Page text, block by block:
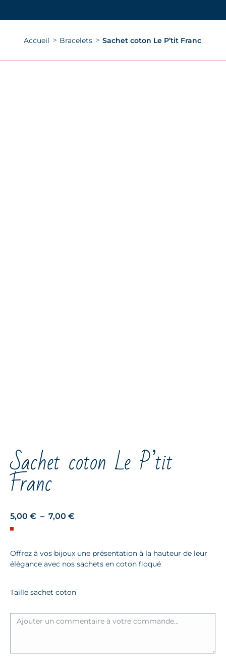
Vous êtes ici :
Accueil Bracelets Sachet coton Le P’tit Franc
Sachet coton Le P’tit
Franc
5,00 € – 7,00 €Plage
5,00 €
à
Offrez à vos bijoux une présentation à la hauteur de leur
élégance avec nos sachets en coton floqué
Taille sachet coton